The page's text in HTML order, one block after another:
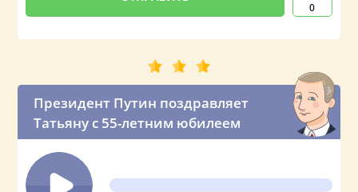
0
Президент Путин поздравляет
Татьяну с 55-летним юбилеем